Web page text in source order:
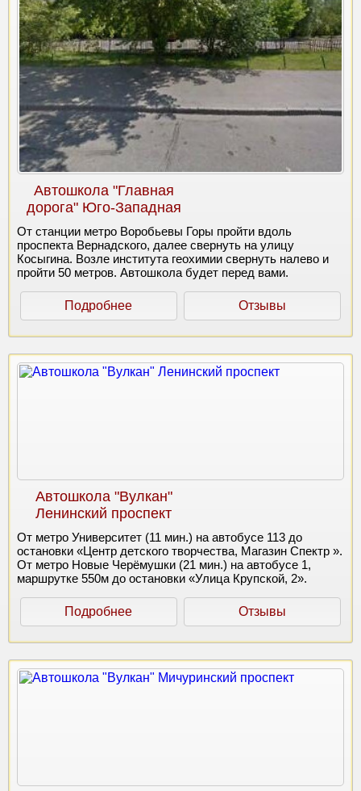
Автошкола "Главная
дорога" Юго-Западная
От станции метро Воробьевы Горы пройти вдоль
проспекта Вернадского, далее свернуть на улицу
Косыгина. Возле института геохимии свернуть налево и
пройти 50 метров. Автошкола будет перед вами.
Подробнее Отзывы
Автошкола "Вулкан"
Ленинский проспект
От метро Университет (11 мин.) на автобусе 113 до
остановки «Центр детского творчества, Магазин Спектр ».
От метро Новые Черёмушки (21 мин.) на автобусе 1,
маршрутке 550м до остановки «Улица Крупской, 2».
Подробнее Отзывы